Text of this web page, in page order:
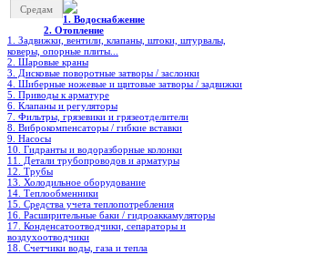
Средам
1. Водоснабжение
2. Отопление
1. Задвижки, вентили, клапаны, штоки, штурвалы,
коверы, опорные плиты...
2. Шаровые краны
3. Дисковые поворотные затворы / заслонки
4. Шиберные ножевые и щитовые затворы / задвижки
5. Приводы к арматуре
6. Клапаны и регуляторы
7. Фильтры, грязевики и грязеотделители
8. Виброкомпенсаторы / гибкие вставки
9. Насосы
10. Гидранты и водоразборные колонки
11. Детали трубопроводов и арматуры
12. Трубы
13. Холодильное oборудование
14. Теплообменники
15. Средства учета теплопотребления
16. Расширительные баки / гидроаккамуляторы
17. Конденсатоотводчики, сепараторы и
воздухоотводчики
18. Счетчики воды, газа и тепла